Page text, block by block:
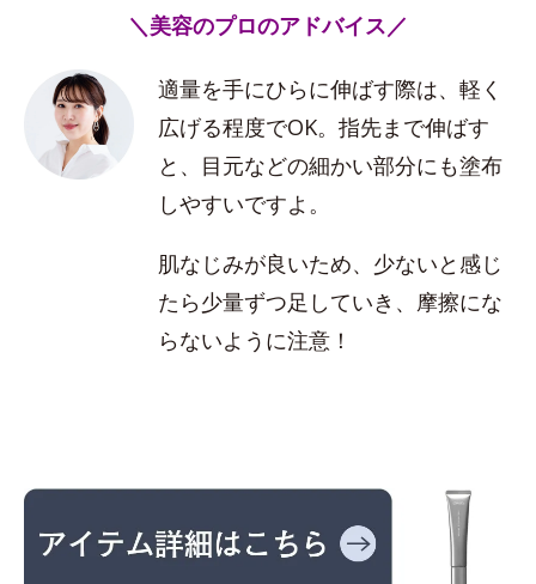
＼美容のプロのアドバイス／
適量を手にひらに伸ばす際は、軽く
広げる程度でOK。指先まで伸ばす
と、目元などの細かい部分にも塗布
しやすいですよ。
肌なじみが良いため、少ないと感じ
たら少量ずつ足していき、摩擦にな
らないように注意！